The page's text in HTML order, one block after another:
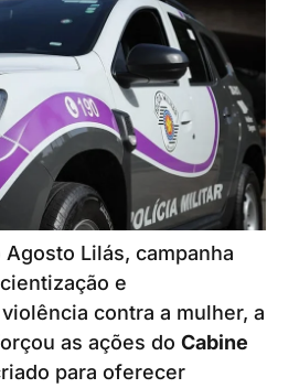
Lilás, campanha
e
contra a mulher, a
as ações do Cabine
para oferecer